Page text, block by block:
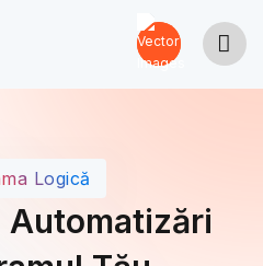
Logică
Automatizări